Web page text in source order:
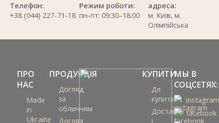
Телефон:
+38 (044) 227-71-18
Режим роботи:
пн-пт: 09:30–18:00
адреса:
м. Київ, м.
Олімпійська
ПРО
НАС
Made
in
Ukraine
ПРОДУКЦІЯ
Догляд
за
обличчям
Догляд
КУПИТИ
Де
купити
Доставка
і
МЫ В
СОЦСЕТЯХ:
instagram
facebook